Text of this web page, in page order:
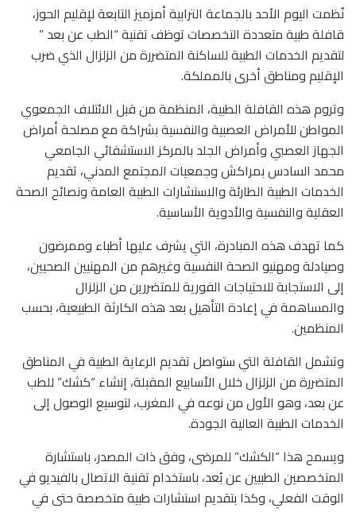
نُظمت اليوم الأحد بالجماعة الترابية أمزميز التابعة لإقليم الحوز،
قافلة طبية متعددة التخصصات توظف تقنية “الطب عن بعد ”
لتقديم الخدمات الطبية للساكنة المتضررة من الزلزال الذي ضرب
الإقليم ومناطق أخرى بالمملكة.
وتروم هذه القافلة الطبية، المنظمة من قبل الائتلاف الجمعوي
المواطن للأمراض العصبية والنفسية بشراكة مع مصلحة أمراض
الجهاز العصبي وأمراض الجلد بالمركز الاستشفائي الجامعي
محمد السادس بمراكش وجمعيات المجتمع المدني، تقديم
الخدمات الطبية الطارئة والاستشارات الطبية العامة ونصائح الصحة
العقلية والنفسية والأدوية الأساسية.
كما تهدف هذه المبادرة، التي يشرف عليها أطباء وممرضون
وصيادلة ومهنيو الصحة النفسية وغيرهم من المهنيين الصحيين،
إلى الاستجابة للاحتياجات الفورية للمتضررين من الزلزال
والمساهمة في إعادة التأهيل بعد هذه الكارثة الطبيعية، بحسب
المنظمين.
وتشمل القافلة التي ستواصل تقديم الرعاية الطبية في المناطق
المتضررة من الزلزال خلال الأسابيع المقبلة، إنشاء “كشك” للطب
عن بعد، وهو الأول من نوعه في المغرب، لتوسيع الوصول إلى
الخدمات الطبية العالية الجودة.
ويسمح هذا “الكشك” للمرضى، وفق ذات المصدر، باستشارة
المتخصصين الطبيين عن بُعد، باستخدام تقنية الاتصال بالفيديو في
الوقت الفعلي، وكذا بتقديم استشارات طبية متخصصة حتى في